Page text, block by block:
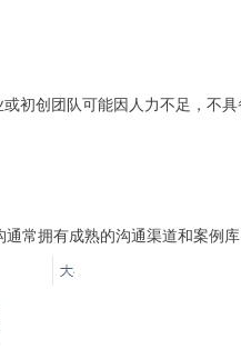
初创团队可能因人力不足 ， 不具
常拥有成熟的沟通渠道和案例库